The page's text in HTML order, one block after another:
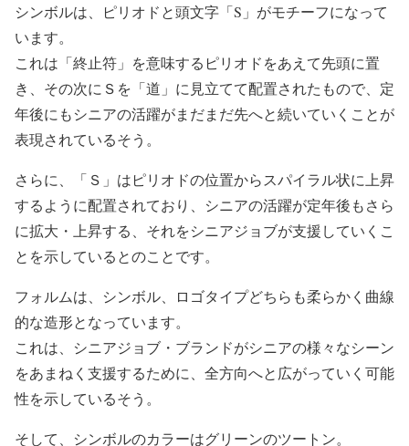
シンボルは、ピリオドと頭文字「S」がモチーフになって
います。
これは「終止符」を意味するピリオドをあえて先頭に置
き、その次にＳを「道」に見立てて配置されたもので、定
年後にもシニアの活躍がまだまだ先へと続いていくことが
表現されているそう。
さらに、「Ｓ」はピリオドの位置からスパイラル状に上昇
するように配置されており、シニアの活躍が定年後もさら
に拡大・上昇する、それをシニアジョブが支援していくこ
とを示しているとのことです。
フォルムは、シンボル、ロゴタイプどちらも柔らかく曲線
的な造形となっています。
これは、シニアジョブ・ブランドがシニアの様々なシーン
をあまねく支援するために、全方向へと広がっていく可能
性を示しているそう。
そして、シンボルのカラーはグリーンのツートン。